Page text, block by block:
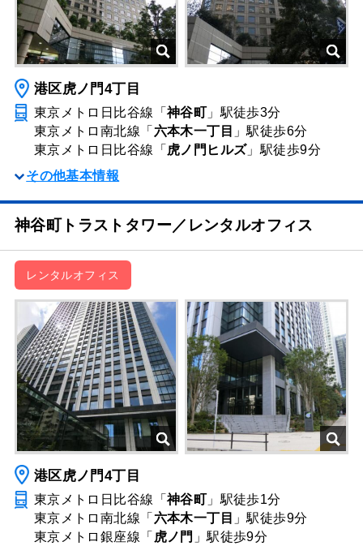
港区虎ノ門4丁目
東京メトロ日比谷線「 神谷町 」駅徒歩3分
東京メトロ南北線「 六本木一丁目 」駅徒歩6分
東京メトロ日比谷線「 虎ノ門ヒルズ」駅徒歩9分
その他基本情報
神谷町トラストタワー／レンタルオフィス
レンタルオフィス
港区虎ノ門4丁目
東京メトロ日比谷線「 神谷町 」駅徒歩1分
東京メトロ南北線「 六本木一丁目 」駅徒歩9分
東京メトロ銀座線「 虎ノ門 」駅徒歩9分